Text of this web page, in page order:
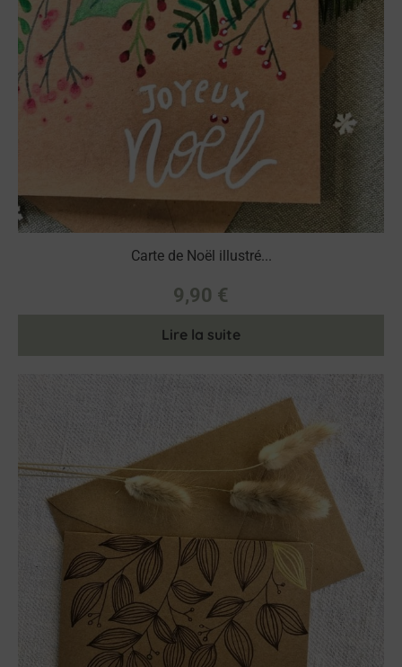
Carte de Noël illustré...
9,90 €
Lire la suite